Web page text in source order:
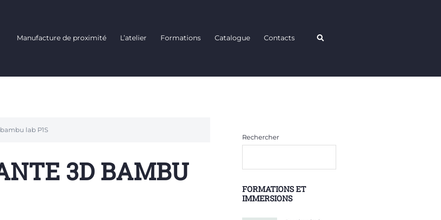
Manufacture de proximité L’atelier Formations Catalogue Contacts Rechercher
lab P1S
3D BAMBU
Rechercher
FORMATIONS ET
IMMERSIONS